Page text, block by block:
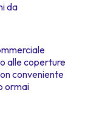
da
alle coperture
conveniente
ormai